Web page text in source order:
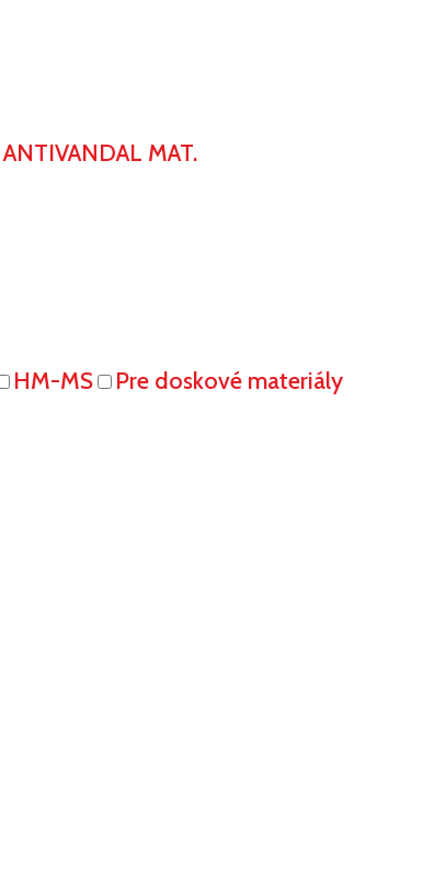
ANTIVANDAL MAT.
HM-MS
Pre doskové materiály